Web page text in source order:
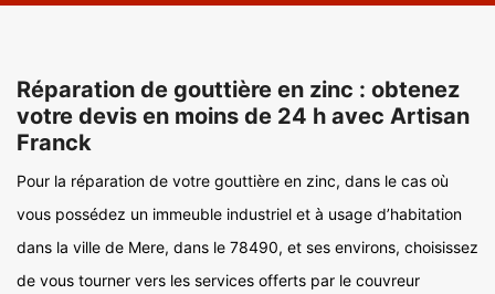
Réparation de gouttière en zinc : obtenez
votre devis en moins de 24 h avec Artisan
Franck
Pour la réparation de votre gouttière en zinc, dans le cas où
vous possédez un immeuble industriel et à usage d’habitation
dans la ville de Mere, dans le 78490, et ses environs, choisissez
de vous tourner vers les services offerts par le couvreur